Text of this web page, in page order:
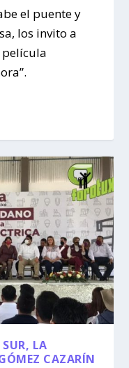
el puente y
los invito a
SUR, LA
CAZARÍN